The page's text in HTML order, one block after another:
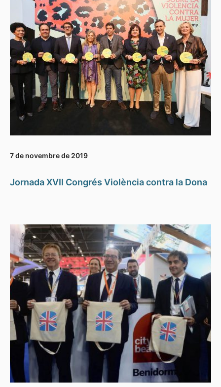
7 de novembre de 2019
Jornada XVII Congrés Violència contra la Dona